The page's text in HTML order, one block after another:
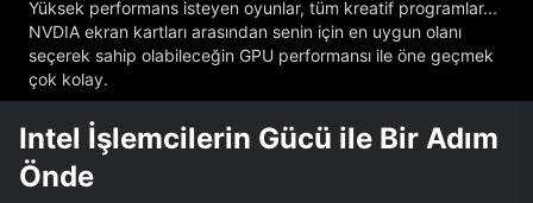
Yüksek performans isteyen oyunlar, tüm kreatif programlar...
NVDIA ekran kartları arasından senin için en uygun olanı
seçerek sahip olabileceğin GPU performansı ile öne geçmek
çok kolay.
Intel İşlemcilerin Gücü ile Bir Adım
Önde